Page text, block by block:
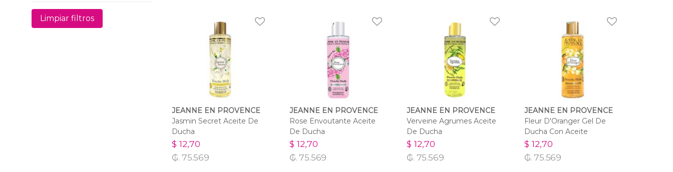
JEANNE EN PROVENCE
Jasmin Secret Aceite De
Ducha
$ 12,70
₲. 75.569
JEANNE EN PROVENCE
Rose Envoutante Aceite
De Ducha
$ 12,70
₲. 75.569
JEANNE EN PROVENCE
Verveine Agrumes Aceite
De Ducha
$ 12,70
₲. 75.569
JEANNE EN PROVENCE
Fleur D'Oranger Gel De
Ducha Con Aceite
$ 12,70
₲. 75.569
Limpiar filtros